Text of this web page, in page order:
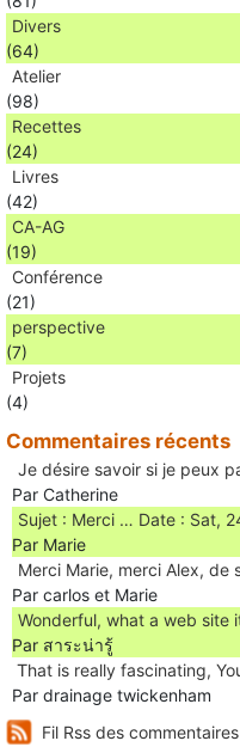
Divers
(64)
Atelier
(98)
Recettes
(24)
Livres
(42)
CA-AG
(19)
Conférence
(21)
perspective
(7)
Projets
(4)
Commentaires récents
Je désire savoir si je peux
Par Catherine
Sujet : Merci … Date : Sat,
Par Marie
Merci Marie, merci Alex, de
Par carlos et Marie
Wonderful, what a web site
Par สาระน่ารู้
Ꭲhat is really fascinating,
Par drainage twickenham
Fil Rss des commentaires